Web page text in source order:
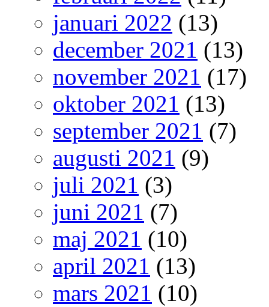
januari 2022 (13)
december 2021 (13)
november 2021 (17)
oktober 2021 (13)
september 2021 (7)
augusti 2021 (9)
juli 2021 (3)
juni 2021 (7)
maj 2021 (10)
april 2021 (13)
mars 2021 (10)